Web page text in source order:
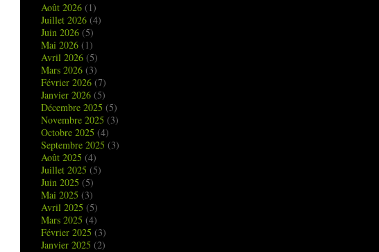
Août 2026 (1)
Juillet 2026 (4)
Juin 2026 (5)
Mai 2026 (1)
Avril 2026 (5)
Mars 2026 (3)
Février 2026 (7)
Janvier 2026 (5)
Décembre 2025 (5)
Novembre 2025 (3)
Octobre 2025 (4)
Septembre 2025 (3)
Août 2025 (4)
Juillet 2025 (5)
Juin 2025 (5)
Mai 2025 (3)
Avril 2025 (5)
Mars 2025 (4)
Février 2025 (3)
Janvier 2025 (2)